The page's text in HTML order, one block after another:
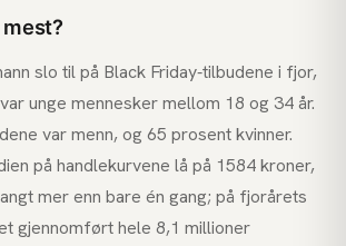
slo til på Black Friday-tilbudene i fjor,
unge mennesker mellom 18 og 34 år.
var menn, og 65 prosent kvinner.
på handlekurvene lå på 1584 kroner,
mer enn bare én gang; på fjorårets
gjennomført hele 8,1 millioner